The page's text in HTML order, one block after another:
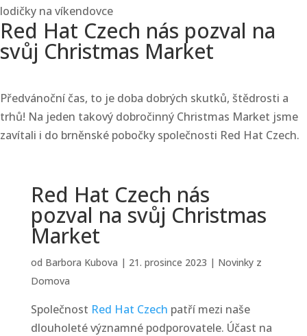
Red Hat Czech nás pozval na
svůj Christmas Market
Předvánoční čas, to je doba dobrých skutků, štědrosti a
trhů! Na jeden takový dobročinný Christmas Market jsme
zavítali i do brněnské pobočky společnosti Red Hat Czech.
Red Hat Czech nás
pozval na svůj Christmas
Market
od Barbora Kubova | 21. prosince 2023 | Novinky z
Domova
Společnost Red Hat Czech patří mezi naše
dlouholeté významné podporovatele. Účast na